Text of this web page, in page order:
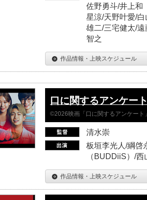
佐野勇斗/井上和
星涼/天野叶愛/
雄二/三宅健太/
智之
作品情報・上映スケジュール
口に関するアンケー
©2026映画「口に関するアンケート
清水崇
板垣李光人/綱啓
（BUDDiiS）/
作品情報・上映スケジュール